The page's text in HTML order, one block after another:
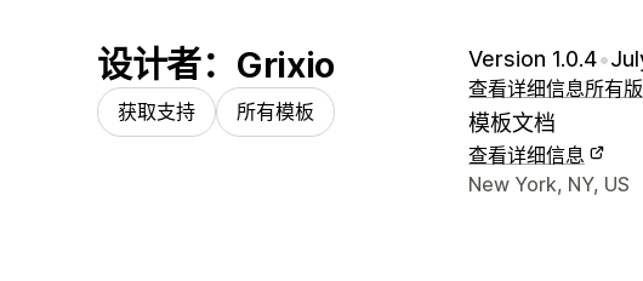
设计者：Grixio
获取支持 所有模板
Version 1.0.4•
查看详细信息所有
模板文档
查看详细信息
设计师联系方式
New York, NY, US